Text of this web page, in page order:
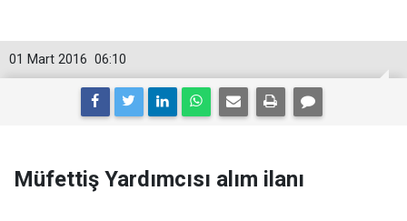
06:10
01 Mart 2016
Müfettiş Yardımcısı alım ilanı